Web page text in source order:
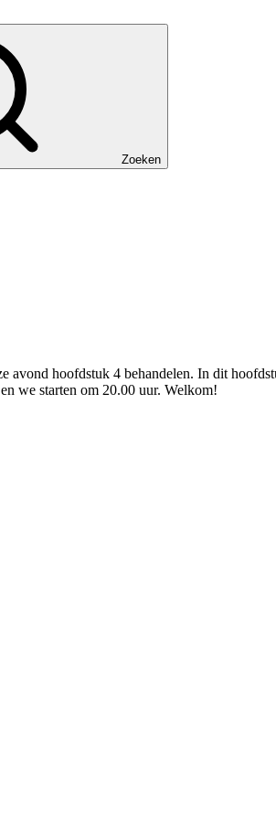
Zoeken
hoofdstuk 4 behandelen. In dit
we starten om 20.00 uur. Welkom!